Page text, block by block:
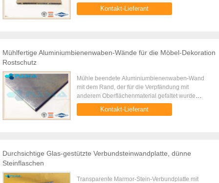
Beschreibung Ausgezeichnete Haltbarkeits-Stein-
Bienenwaben-Platte ...
Kontakt-Lieferant
Mühlfertige Aluminiumbienenwaben-Wände für die Möbel-Dekoration
Rostschutz
Mühle beendete Aluminiumbienenwaben-Wand
mit dem Rand, der für die Verpfändung mit
anderem Oberflächenmaterial gefaltet wurde
Produkt-Beschreibung Mühle beendete
Aluminiumbienenwaben-Wand mit dem Rand, der
Kontakt-Lieferant
Durchsichtige Glas-gestützte Verbundsteinwandplatte, dünne
Steinflaschen
Transparente Marmor-Stein-Verbundplatte mit